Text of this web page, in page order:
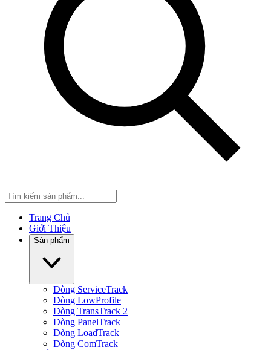
Trang Chủ
Giới Thiệu
Sản phẩm
Dòng ServiceTrack
Dòng LowProfile
Dòng TransTrack 2
Dòng PanelTrack
Dòng LoadTrack
Dòng ComTrack